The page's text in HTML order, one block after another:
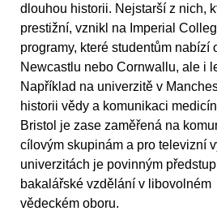
dlouhou historii. Nejstarší z nich,
prestižní, vznikl na Imperial
programy, které studentům nabízí
Newcastlu nebo Cornwallu, ale i
Například na univerzitě v
historii vědy a komunikaci
Bristol je zase zaměřená na
cílovým skupinám a pro televizní
univerzitách je povinným
bakalářské vzdělání v libovolném
vědeckém oboru.